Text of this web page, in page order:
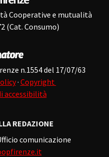
Cooperative e mutualità
(Cat. Consumo)
n.1554 del 17/07/63
· Copyright
accessibilità
REDAZIONE
comunicazione